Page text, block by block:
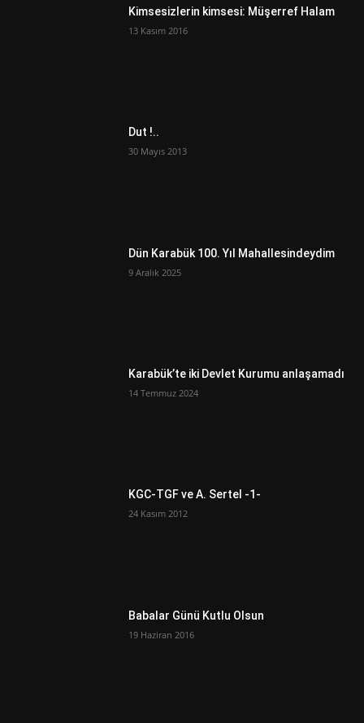
Kimsesizlerin kimsesi: Müşerref Halam
13 Kasım 2016
Dut !..
30 Mayıs 2013
Dün Karabük 100. Yıl Mahallesindeydim
9 Aralık 2025
Karabük’te iki Devlet Kurumu anlaşamadı
14 Temmuz 2024
KGC-TGF ve A. Sertel -1-
24 Kasım 2012
Babalar Günü Kutlu Olsun
19 Haziran 2016